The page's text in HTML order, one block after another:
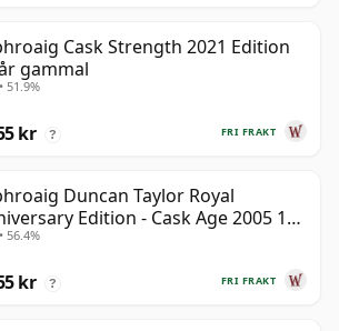
Cask Strength 2021 Edition
gammal
51.9%
FRI FRAKT
kr ?
Duncan Taylor Royal
Edition - Cask Age 2005 19
56.4%
FRI FRAKT
kr ?